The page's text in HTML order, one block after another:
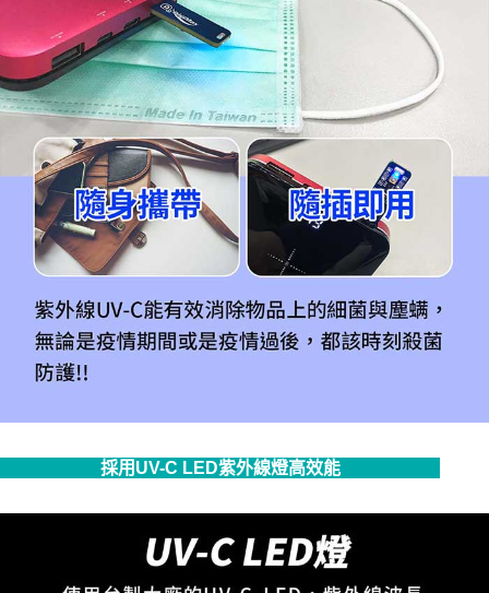
採用UV-C LED紫外線燈高效能